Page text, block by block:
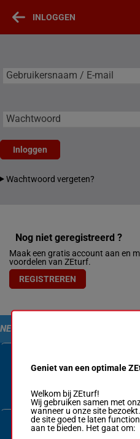
INLOGGEN
Gebruikersnaam / E-mail
Wachtwoord
Inloggen
Wachtwoord vergeten?
Nog niet geregistreerd ?
Maak een gratis account aan en
voordelen van ZEturf.
REGISTREREN
NEEM CONTACT MET ONS OP
Geniet van een optimale
Welkom bij ZEturf!
Wij gebruiken samen met
wanneer u onze site
de site goed te laten
aan te bieden. Het gaat om: